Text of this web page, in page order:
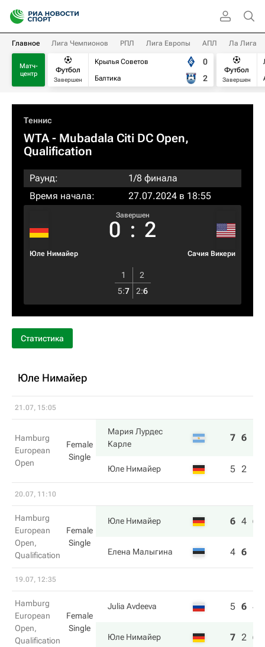
Главное Лига Чемпионов РПЛ Лига Европы АПЛ Ла Лига
Матч-
центр
Футбол
Завершен
Крылья Советов
Балтика
0
2
Футбол
Завершен
Теннис
WTA- Mubadala Citi DC Open,
Qualification
Раунд:
1/8 финала
Время начала:
27.07.2024 в 18:55
Юле Нимайер
Завершен
0 : 2
Сачия Викери
1
2
5:7 2:6
Статистика
Юле Нимайер
21.07, 15:05
Hamburg
European
Open
Female
Single
Мария Лурдес
Карле
7 6
Юле Нимайер 5 2
20.07, 11:10
Hamburg
European
Open,
Qualification
Female
Single
Юле Нимайер 6 4 6
Елена Малыгина 4 6
19.07, 12:35
Hamburg
European
Open,
Qualification
Female
Single
Julia Avdeeva 5 6 4
Юле Нимайер 7 2 6